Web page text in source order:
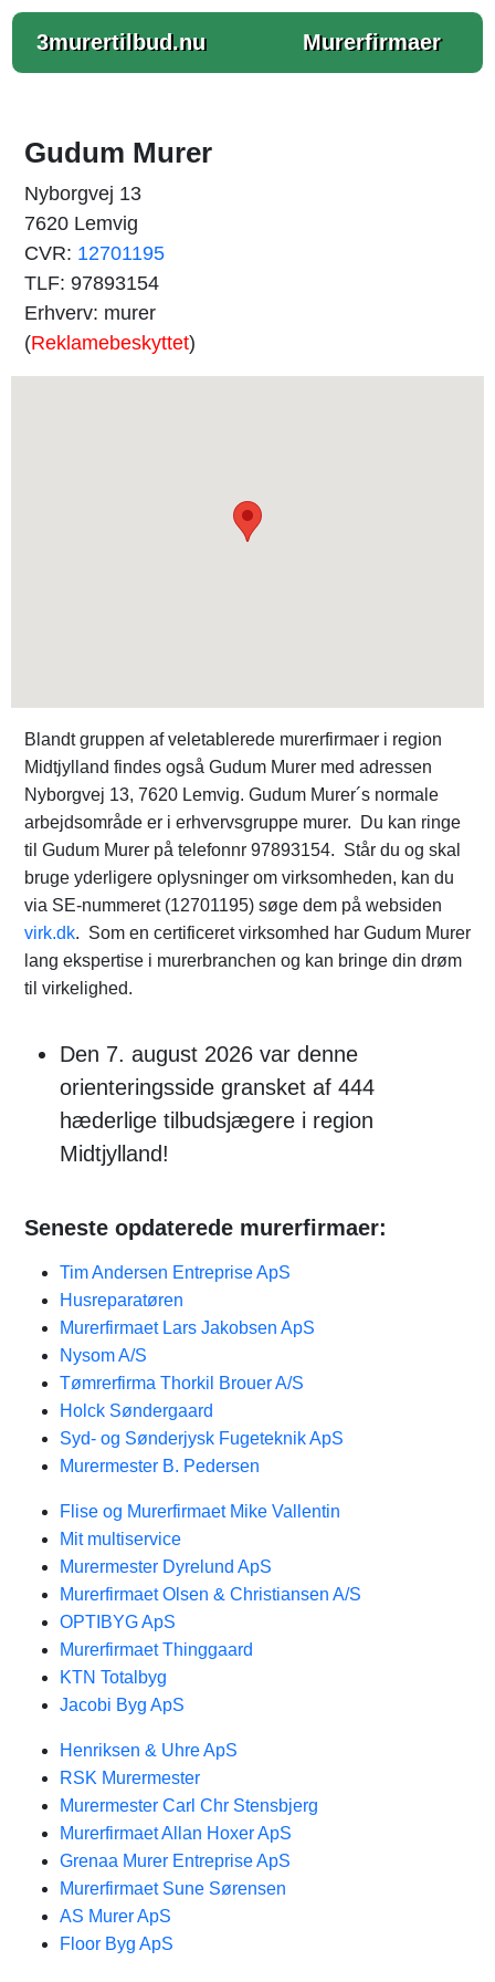
3murertilbud.nu Murerfirmaer
Gudum Murer
Nyborgvej 13
7620 Lemvig
CVR: 12701195
TLF: 97893154
Erhverv: murer
(Reklamebeskyttet)
Blandt gruppen af veletablerede murerfirmaer i region
Midtjylland findes også Gudum Murer med adressen
Nyborgvej 13, 7620 Lemvig. Gudum Murer´s normale
arbejdsområde er i erhvervsgruppe murer. Du kan ringe
til Gudum Murer på telefonnr 97893154. Står du og skal
bruge yderligere oplysninger om virksomheden, kan du
via SE-nummeret (12701195) søge dem på websiden
virk.dk. Som en certificeret virksomhed har Gudum Murer
lang ekspertise i murerbranchen og kan bringe din drøm
til virkelighed.
Den 7. august 2026 var denne
orienteringsside gransket af 444
hæderlige tilbudsjægere i region
Midtjylland!
Seneste opdaterede murerfirmaer:
Tim Andersen Entreprise ApS
Husreparatøren
Murerfirmaet Lars Jakobsen ApS
Nysom A/S
Tømrerfirma Thorkil Brouer A/S
Holck Søndergaard
Syd- og Sønderjysk Fugeteknik ApS
Murermester B. Pedersen
Flise og Murerfirmaet Mike Vallentin
Mit multiservice
Murermester Dyrelund ApS
Murerfirmaet Olsen & Christiansen A/S
OPTIBYG ApS
Murerfirmaet Thinggaard
KTN Totalbyg
Jacobi Byg ApS
Henriksen & Uhre ApS
RSK Murermester
Murermester Carl Chr Stensbjerg
Murerfirmaet Allan Hoxer ApS
Grenaa Murer Entreprise ApS
Murerfirmaet Sune Sørensen
AS Murer ApS
Floor Byg ApS